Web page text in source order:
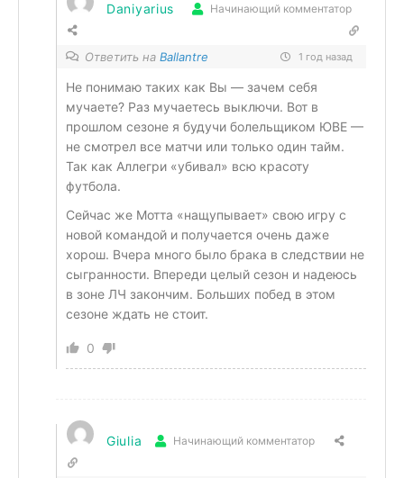
Daniyarius Начинающий комментатор
Ответить на Ballantre 1 год назад
Не понимаю таких как Вы — зачем себя
мучаете? Раз мучаетесь выключи. Вот в
прошлом сезоне я будучи болельщиком ЮВЕ —
не смотрел все матчи или только один тайм.
Так как Аллегри «убивал» всю красоту
футбола.
Сейчас же Мотта «нащупывает» свою игру с
новой командой и получается очень даже
хорош. Вчера много было брака в следствии не
сыгранности. Впереди целый сезон и надеюсь
в зоне ЛЧ закончим. Больших побед в этом
сезоне ждать не стоит.
0
Giulia Начинающий комментатор